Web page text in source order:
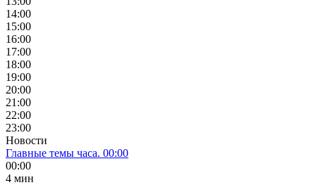
14:00
15:00
16:00
17:00
18:00
19:00
20:00
21:00
22:00
23:00
Новости
Главные темы часа. 00:00
00:00
4 мин